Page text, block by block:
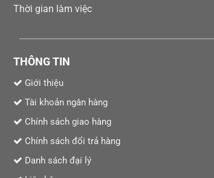
Thời gian làm việc
THÔNG TIN
Giới thiệu
Tài khoản ngân hàng
Chính sách giao hàng
Chính sách đổi trả hàng
Danh sách đại lý